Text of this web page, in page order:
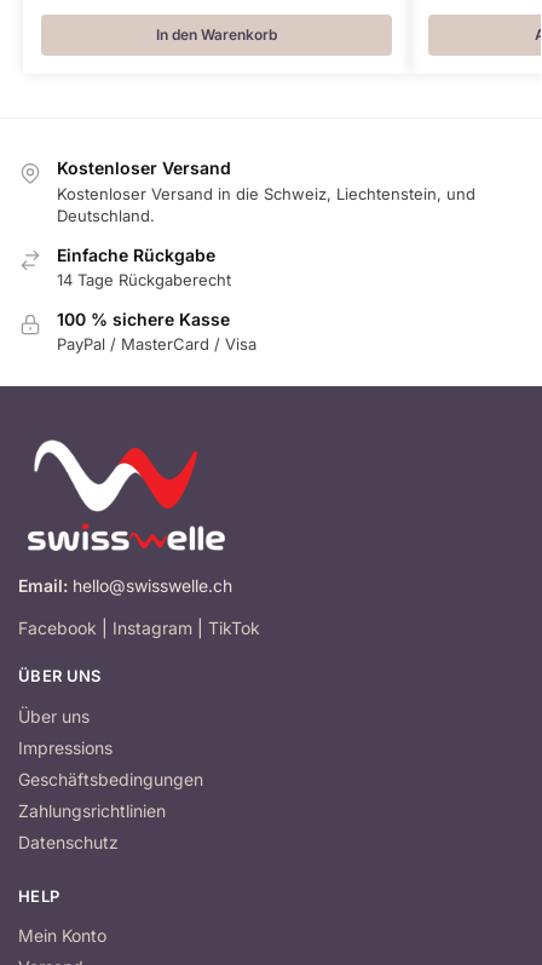
In den Warenkorb
Kostenloser Versand
Kostenloser Versand in die Schweiz, Liechtenstein, und
Deutschland.
Einfache Rückgabe
14 Tage Rückgaberecht
100 % sichere Kasse
PayPal / MasterCard / Visa
Email: hello@swisswelle.ch
Facebook Instagram TikTok
ÜBER UNS
Über uns
Impressions
Geschäftsbedingungen
Zahlungsrichtlinien
Datenschutz
HELP
Mein Konto